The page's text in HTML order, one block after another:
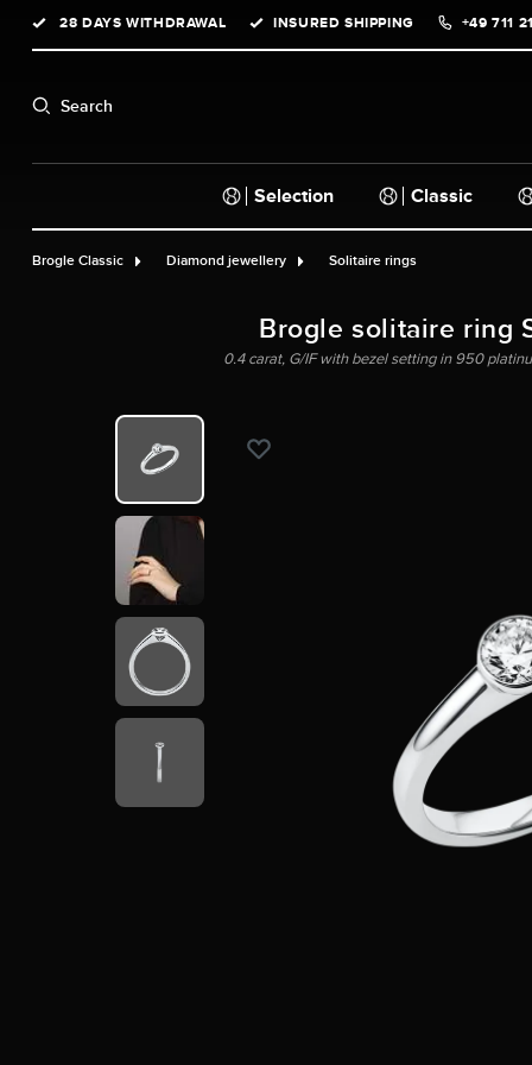
Skip to main navigation
28 DAYS WITHDRAWAL INSURED SHIPPING +49 711
Search
Selection Classic
Brogle Classic Diamond jewellery Solitaire rings
Brogle solitaire ring
0.4 carat, G/IF with bezel setting in 950